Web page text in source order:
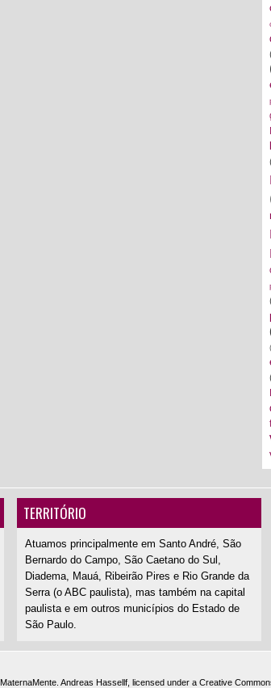
TERRITÓRIO
Atuamos principalmente em Santo André, São
Bernardo do Campo, São Caetano do Sul,
Diadema, Mauá, Ribeirão Pires e Rio Grande da
Serra (o ABC paulista), mas também na capital
paulista e em outros municípios do Estado de
São Paulo.
MaternaMente. Andreas Hassellf, licensed under a Creative